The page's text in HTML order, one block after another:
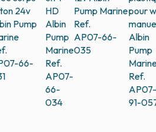
24v
Pump
66-
HD
Albin
Pump
Marine
Ref.
AP07-
66-
034
Pump Marine
Ref.
AP07-66-
035
pour
Albin
Pump
Ref.
AP07-
91-